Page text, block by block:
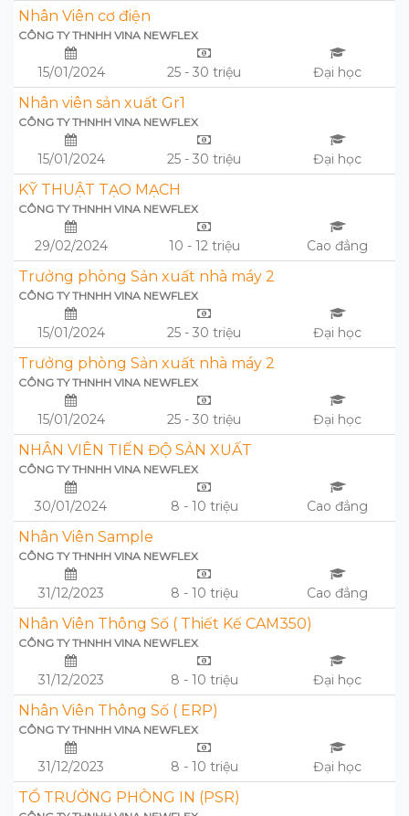
Nhân Viên cơ điện
CÔNG TY THNHH VINA NEWFLEX
15/01/2024 25 - 30 triệu Đại học
Nhân viên sản xuất Gr1
CÔNG TY THNHH VINA NEWFLEX
15/01/2024 25 - 30 triệu Đại học
KỸ THUẬT TẠO MẠCH
CÔNG TY THNHH VINA NEWFLEX
29/02/2024 10 - 12 triệu Cao đẳng
Trưởng phòng Sản xuất nhà máy 2
CÔNG TY THNHH VINA NEWFLEX
15/01/2024 25 - 30 triệu Đại học
Trưởng phòng Sản xuất nhà máy 2
CÔNG TY THNHH VINA NEWFLEX
15/01/2024 25 - 30 triệu Đại học
NHÂN VIÊN TIẾN ĐỘ SẢN XUẤT
CÔNG TY THNHH VINA NEWFLEX
30/01/2024 8 - 10 triệu Cao đẳng
Nhân Viên Sample
CÔNG TY THNHH VINA NEWFLEX
31/12/2023 8 - 10 triệu Cao đẳng
Nhân Viên Thông Số ( Thiết Kế CAM350)
CÔNG TY THNHH VINA NEWFLEX
31/12/2023 8 - 10 triệu Đại học
Nhân Viên Thông Số ( ERP)
CÔNG TY THNHH VINA NEWFLEX
31/12/2023 8 - 10 triệu Đại học
TỔ TRƯỞNG PHÒNG IN (PSR)